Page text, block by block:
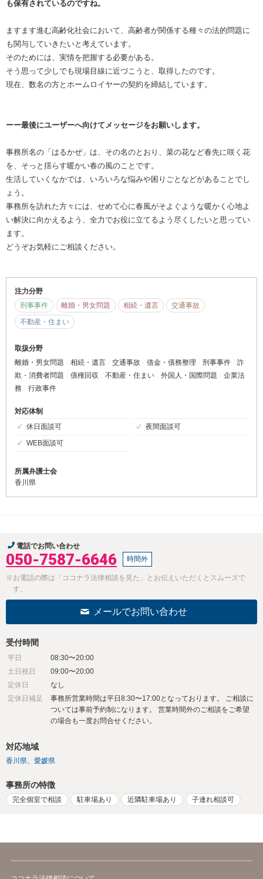
も保有されているのですね。
ますます進む高齢化社会において、高齢者が関係する種々の法的問題に
も関与していきたいと考えています。
そのためには、実情を把握する必要がある。
そう思って少しでも現場目線に近づこうと、取得したのです。
現在、数名の方とホームロイヤーの契約を締結しています。
ーー最後にユーザーへ向けてメッセージをお願いします。
事務所名の「はるかぜ」は、その名のとおり、菜の花など春先に咲く花
を、そっと揺らす暖かい春の風のことです。
生活していくなかでは、いろいろな悩みや困りごとなどがあることでし
ょう。
事務所を訪れた方々には、せめて心に春風がそよぐような暖かく心地よ
い解決に向かえるよう、全力でお役に立てるよう尽くしたいと思ってい
ます。
どうぞお気軽にご相談ください。
注力分野
刑事事件
離婚・男女問題 相続・遺言
交通事故
不動産・住まい
取扱分野
離婚・男女問題
相続・遺言 交通事故 借金・債務整理 刑事事件
詐
欺・消費者問題
債権回収 不動産・住まい 外国人・国際問題
企業法
務
行政事件
対応体制
休日面談可
夜間面談可
WEB面談可
所属弁護士会
香川県
電話でお問い合わせ
050-7587-6646 時間外
※お電話の際は「ココナラ法律相談を見た」とお伝えいただくとスムーズで
す。
メールでお問い合わせ
受付時間
平日
08:30〜20:00
土日祝日
09:00〜20:00
定休日
なし
定休日補足
事務所営業時間は平日8:30〜17:00となっております。 ご相談に
ついては事前予約制になります。 営業時間外のご相談をご希望
の場合も一度お問合せください。
対応地域
香川県 愛媛県
事務所の特徴
完全個室で相談 駐車場あり 近隣駐車場あり 子連れ相談可